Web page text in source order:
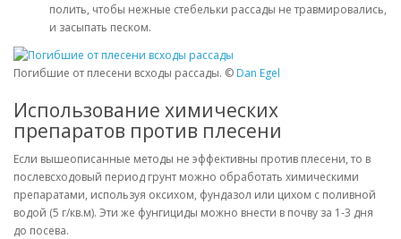
полить, чтобы нежные стебельки рассады не травмировались,
и засыпать песком.
Погибшие от плесени всходы рассады. © Dan Egel
Использование химических
препаратов против плесени
Если вышеописанные методы не эффективны против плесени, то в
послевсходовый период грунт можно обработать химическими
препаратами, используя оксихом, фундазол или цихом с поливной
водой (5 г/кв.м). Эти же фунгициды можно внести в почву за 1-3 дня
до посева.